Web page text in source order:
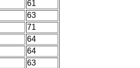
61
63
71
64
64
63